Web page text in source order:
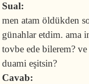
Sual:
men atam öldükden
günahlar etdim. ama
tovbe ede bilerem?
duami eşitsin?
Cavab: